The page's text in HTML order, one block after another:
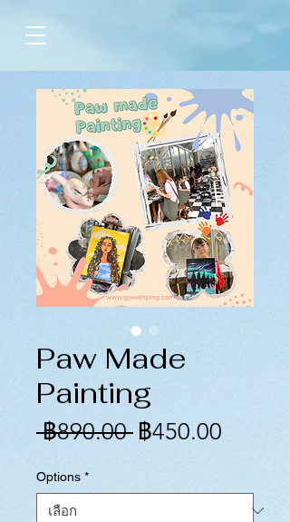
Paw Made
Painting
฿890.00 ราคา
฿450.00
ลด
Options *